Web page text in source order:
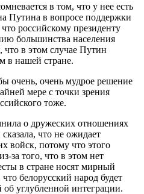
в том, что у нее есть
Путина в вопросе поддержки
российскому президенту
большинства населения
что в этом случае Путин
в нашей стране.
очень, очень мудрое решение
мере с точки зрения
тоже.
о дружеских отношениях
что не ожидает
войск, потому что этого
за того, что в этом нет
в стране носят мирный
белорусский народ будет
углубленной интеграции.